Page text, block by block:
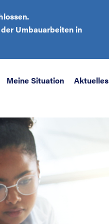
Umbauarbeiten in
Meine Situation Aktuelles